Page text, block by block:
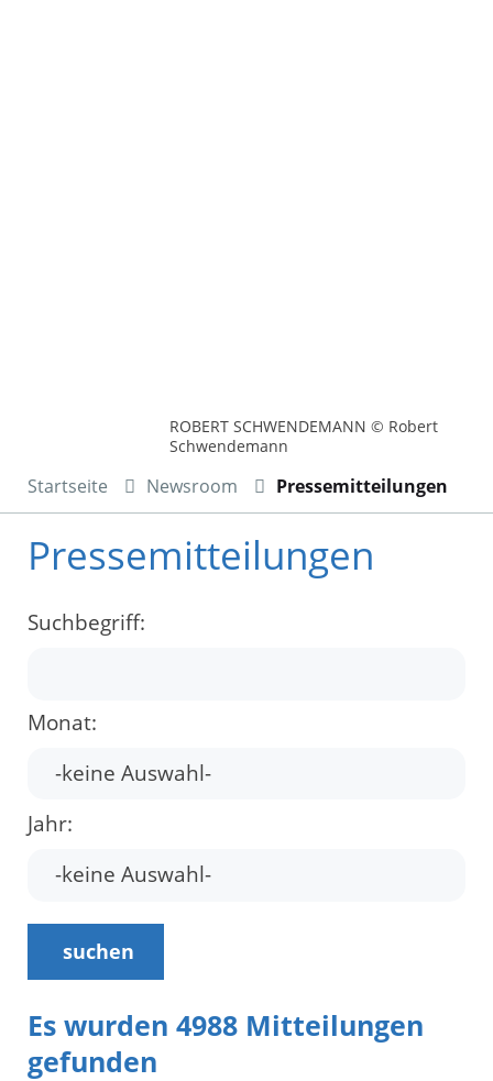
ROBERT SCHWENDEMANN © Robert
Schwendemann
Startseite Newsroom Pressemitteilungen
Pressemitteilungen
Suchbegriff:
Monat:
Jahr:
suchen
Es wurden 4988 Mitteilungen
gefunden